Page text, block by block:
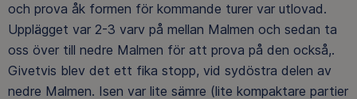
och prova åk formen för kommande turer var utlovad.
Upplägget var 2-3 varv på mellan Malmen och sedan ta
oss över till nedre Malmen för att prova på den också,.
Givetvis blev det ett fika stopp, vid sydöstra delen av
nedre Malmen. Isen var lite sämre (lite kompaktare partier